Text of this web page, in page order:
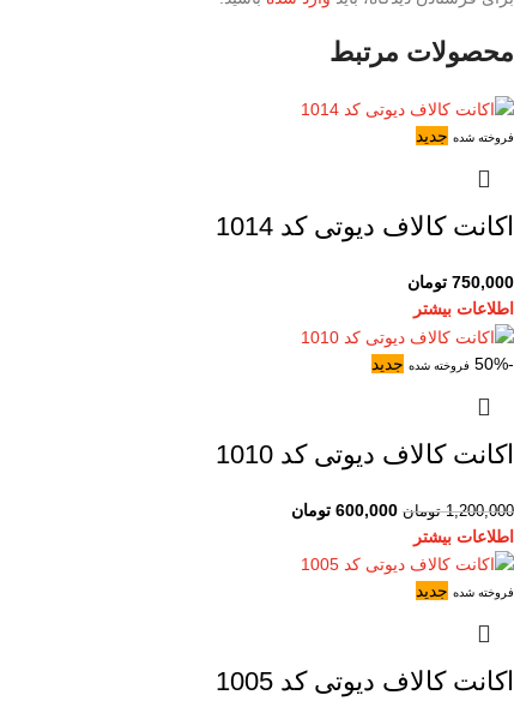
محصولات مرتبط
فروخته شده جدید
اکانت کالاف دیوتی کد 1014
750,000 تومان
اطلاعات بیشتر
-50% فروخته شده جدید
اکانت کالاف دیوتی کد 1010
1,200,000 تومان 600,000 تومان
اطلاعات بیشتر
فروخته شده جدید
اکانت کالاف دیوتی کد 1005